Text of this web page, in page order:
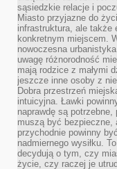
sąsiedzkie relacje i
Miasto przyjazne do
infrastruktura, ale także
konkretnym miejscem.
nowoczesna
uwagę różnorodność
mają rodzice z małymi
jeszcze inne osoby z
Dobra przestrzeń
intuicyjna. Ławki
naprawdę są
muszą być bezpieczne,
przychodnie powinny
nadmiernego wysiłku.
decydują o tym, czy
życie, czy raczej je